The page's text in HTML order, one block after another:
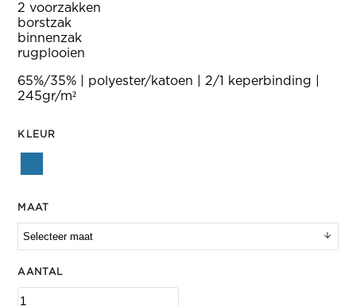
2 voorzakken
borstzak
binnenzak
rugplooien
65%/35% | polyester/katoen | 2/1 keperbinding |
245gr/m²
KLEUR
MAAT
AANTAL